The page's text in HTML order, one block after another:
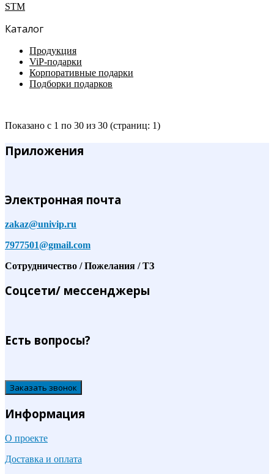
STM
Каталог
Продукция
ViP-подарки
Корпоративные подарки
Подборки подарков
Показано с 1 по 30 из 30 (страниц: 1)
Приложения
Электронная почта
zakaz@univip.ru
7977501@gmail.com
Сотрудничество / Пожелания / ТЗ
Соцсети/ мессенджеры
Есть вопросы?
Заказать звонок
Информация
О проекте
Доставка и оплата